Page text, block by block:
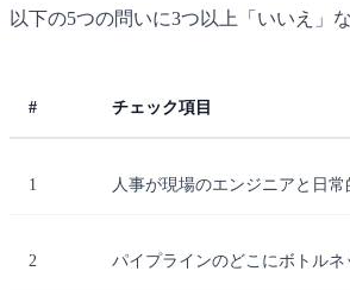
以下の5つの問いに3つ以上「いいえ」
# チェック項目
1 人事が現場のエンジニアと日
2 パイプラインのどこにボトル